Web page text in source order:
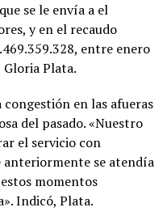
se le envía a el
y en el recaudo
entre enero
Gloria Plata.
en las afueras
del pasado. «Nuestro
el servicio con
anteriormente se atendía
momentos
Indicó, Plata.